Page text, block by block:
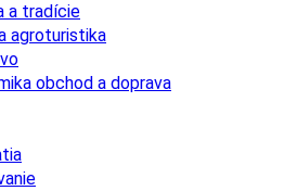
a tradície
agroturistika
obchod a doprava